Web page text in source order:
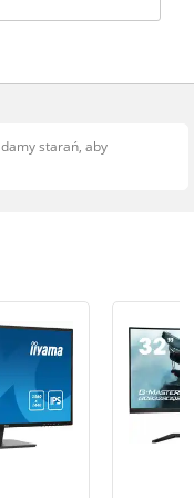
starań, aby